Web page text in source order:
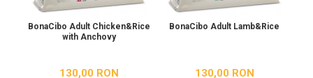
BonaCibo Adult Chicken&Rice
with Anchovy
130,00 RON
BonaCibo Adult Lamb&Rice
130,00 RON